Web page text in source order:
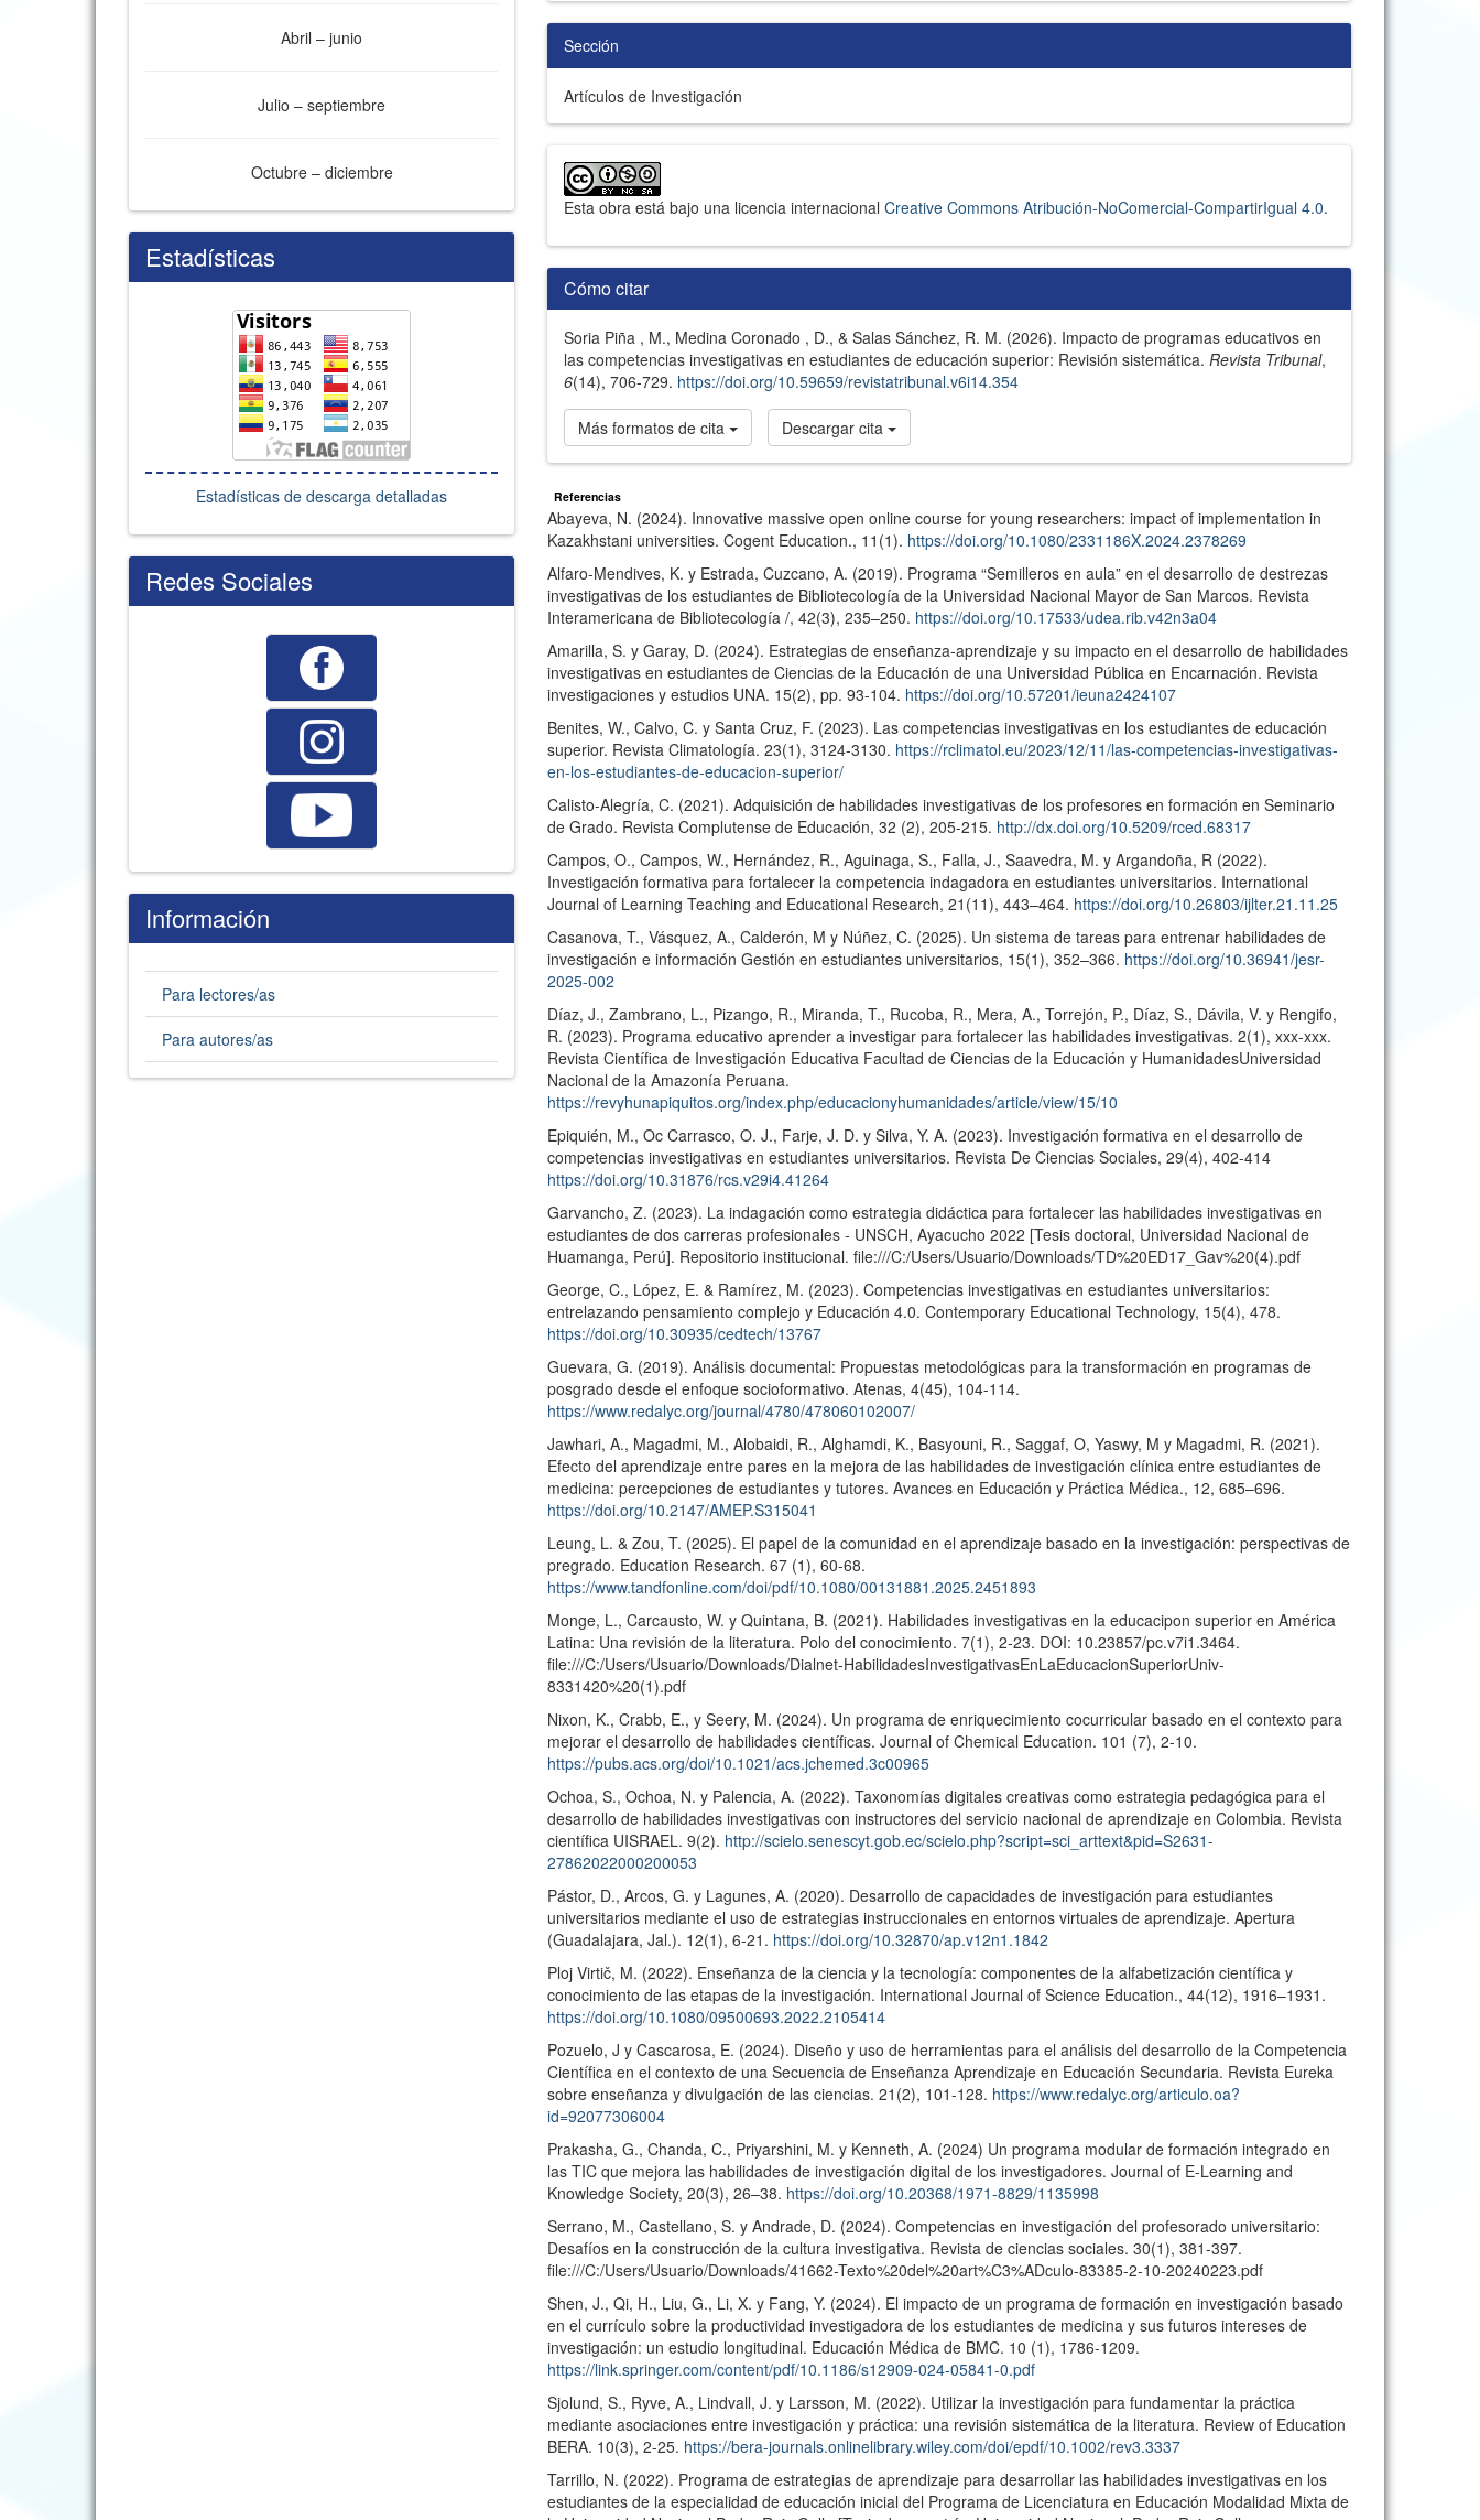
Abril – junio
Julio – septiembre
Octubre – diciembre
Estadísticas
Estadísticas de descarga detalladas
Redes Sociales
Información
Para lectores/as
Para autores/as
Sección
Artículos de Investigación
Esta obra está bajo una licencia internacional Creative Commons Atribución-NoComercial-CompartirIgual 4.0.
Cómo citar
Soria Piña , M., Medina Coronado , D., & Salas Sánchez, R. M. (2026). Impacto de programas educativos en
las competencias investigativas en estudiantes de educación superior: Revisión sistemática. Revista Tribunal,
6(14), 706-729. https://doi.org/10.59659/revistatribunal.v6i14.354
Más formatos de cita Descargar cita
Referencias
Abayeva, N. (2024). Innovative massive open online course for young researchers: impact of implementation in
Kazakhstani universities. Cogent Education., 11(1). https://doi.org/10.1080/2331186X.2024.2378269
Alfaro-Mendives, K. y Estrada, Cuzcano, A. (2019). Programa “Semilleros en aula” en el desarrollo de destrezas
investigativas de los estudiantes de Bibliotecología de la Universidad Nacional Mayor de San Marcos. Revista
Interamericana de Bibliotecología /, 42(3), 235–250. https://doi.org/10.17533/udea.rib.v42n3a04
Amarilla, S. y Garay, D. (2024). Estrategias de enseñanza-aprendizaje y su impacto en el desarrollo de habilidades
investigativas en estudiantes de Ciencias de la Educación de una Universidad Pública en Encarnación. Revista
investigaciones y estudios UNA. 15(2), pp. 93-104. https://doi.org/10.57201/ieuna2424107
Benites, W., Calvo, C. y Santa Cruz, F. (2023). Las competencias investigativas en los estudiantes de educación
superior. Revista Climatología. 23(1), 3124-3130. https://rclimatol.eu/2023/12/11/las-competencias-investigativas-
en-los-estudiantes-de-educacion-superior/
Calisto-Alegría, C. (2021). Adquisición de habilidades investigativas de los profesores en formación en Seminario
de Grado. Revista Complutense de Educación, 32 (2), 205-215. http://dx.doi.org/10.5209/rced.68317
Campos, O., Campos, W., Hernández, R., Aguinaga, S., Falla, J., Saavedra, M. y Argandoña, R (2022).
Investigación formativa para fortalecer la competencia indagadora en estudiantes universitarios. International
Journal of Learning Teaching and Educational Research, 21(11), 443–464. https://doi.org/10.26803/ijlter.21.11.25
Casanova, T., Vásquez, A., Calderón, M y Núñez, C. (2025). Un sistema de tareas para entrenar habilidades de
investigación e información Gestión en estudiantes universitarios, 15(1), 352–366. https://doi.org/10.36941/jesr-
2025-002
Díaz, J., Zambrano, L., Pizango, R., Miranda, T., Rucoba, R., Mera, A., Torrejón, P., Díaz, S., Dávila, V. y Rengifo,
R. (2023). Programa educativo aprender a investigar para fortalecer las habilidades investigativas. 2(1), xxx-xxx.
Revista Científica de Investigación Educativa Facultad de Ciencias de la Educación y HumanidadesUniversidad
Nacional de la Amazonía Peruana.
https://revyhunapiquitos.org/index.php/educacionyhumanidades/article/view/15/10
Epiquién, M., Oc Carrasco, O. J., Farje, J. D. y Silva, Y. A. (2023). Investigación formativa en el desarrollo de
competencias investigativas en estudiantes universitarios. Revista De Ciencias Sociales, 29(4), 402-414
https://doi.org/10.31876/rcs.v29i4.41264
Garvancho, Z. (2023). La indagación como estrategia didáctica para fortalecer las habilidades investigativas en
estudiantes de dos carreras profesionales - UNSCH, Ayacucho 2022 [Tesis doctoral, Universidad Nacional de
Huamanga, Perú]. Repositorio institucional. file:///C:/Users/Usuario/Downloads/TD%20ED17_Gav%20(4).pdf
George, C., López, E. & Ramírez, M. (2023). Competencias investigativas en estudiantes universitarios:
entrelazando pensamiento complejo y Educación 4.0. Contemporary Educational Technology, 15(4), 478.
https://doi.org/10.30935/cedtech/13767
Guevara, G. (2019). Análisis documental: Propuestas metodológicas para la transformación en programas de
posgrado desde el enfoque socioformativo. Atenas, 4(45), 104-114.
https://www.redalyc.org/journal/4780/478060102007/
Jawhari, A., Magadmi, M., Alobaidi, R., Alghamdi, K., Basyouni, R., Saggaf, O, Yaswy, M y Magadmi, R. (2021).
Efecto del aprendizaje entre pares en la mejora de las habilidades de investigación clínica entre estudiantes de
medicina: percepciones de estudiantes y tutores. Avances en Educación y Práctica Médica., 12, 685–696.
https://doi.org/10.2147/AMEP.S315041
Leung, L. & Zou, T. (2025). El papel de la comunidad en el aprendizaje basado en la investigación: perspectivas de
pregrado. Education Research. 67 (1), 60-68.
https://www.tandfonline.com/doi/pdf/10.1080/00131881.2025.2451893
Monge, L., Carcausto, W. y Quintana, B. (2021). Habilidades investigativas en la educacipon superior en América
Latina: Una revisión de la literatura. Polo del conocimiento. 7(1), 2-23. DOI: 10.23857/pc.v7i1.3464.
file:///C:/Users/Usuario/Downloads/Dialnet-HabilidadesInvestigativasEnLaEducacionSuperiorUniv-
8331420%20(1).pdf
Nixon, K., Crabb, E., y Seery, M. (2024). Un programa de enriquecimiento cocurricular basado en el contexto para
mejorar el desarrollo de habilidades científicas. Journal of Chemical Education. 101 (7), 2-10.
https://pubs.acs.org/doi/10.1021/acs.jchemed.3c00965
Ochoa, S., Ochoa, N. y Palencia, A. (2022). Taxonomías digitales creativas como estrategia pedagógica para el
desarrollo de habilidades investigativas con instructores del servicio nacional de aprendizaje en Colombia. Revista
científica UISRAEL. 9(2). http://scielo.senescyt.gob.ec/scielo.php?script=sci_arttext&pid=S2631-
27862022000200053
Pástor, D., Arcos, G. y Lagunes, A. (2020). Desarrollo de capacidades de investigación para estudiantes
universitarios mediante el uso de estrategias instruccionales en entornos virtuales de aprendizaje. Apertura
(Guadalajara, Jal.). 12(1), 6-21. https://doi.org/10.32870/ap.v12n1.1842
Ploj Virtič, M. (2022). Enseñanza de la ciencia y la tecnología: componentes de la alfabetización científica y
conocimiento de las etapas de la investigación. International Journal of Science Education., 44(12), 1916–1931.
https://doi.org/10.1080/09500693.2022.2105414
Pozuelo, J y Cascarosa, E. (2024). Diseño y uso de herramientas para el análisis del desarrollo de la Competencia
Científica en el contexto de una Secuencia de Enseñanza Aprendizaje en Educación Secundaria. Revista Eureka
sobre enseñanza y divulgación de las ciencias. 21(2), 101-128. https://www.redalyc.org/articulo.oa?
id=92077306004
Prakasha, G., Chanda, C., Priyarshini, M. y Kenneth, A. (2024) Un programa modular de formación integrado en
las TIC que mejora las habilidades de investigación digital de los investigadores. Journal of E-Learning and
Knowledge Society, 20(3), 26–38. https://doi.org/10.20368/1971-8829/1135998
Serrano, M., Castellano, S. y Andrade, D. (2024). Competencias en investigación del profesorado universitario:
Desafíos en la construcción de la cultura investigativa. Revista de ciencias sociales. 30(1), 381-397.
file:///C:/Users/Usuario/Downloads/41662-Texto%20del%20art%C3%ADculo-83385-2-10-20240223.pdf
Shen, J., Qi, H., Liu, G., Li, X. y Fang, Y. (2024). El impacto de un programa de formación en investigación basado
en el currículo sobre la productividad investigadora de los estudiantes de medicina y sus futuros intereses de
investigación: un estudio longitudinal. Educación Médica de BMC. 10 (1), 1786-1209.
https://link.springer.com/content/pdf/10.1186/s12909-024-05841-0.pdf
Sjolund, S., Ryve, A., Lindvall, J. y Larsson, M. (2022). Utilizar la investigación para fundamentar la práctica
mediante asociaciones entre investigación y práctica: una revisión sistemática de la literatura. Review of Education
BERA. 10(3), 2-25. https://bera-journals.onlinelibrary.wiley.com/doi/epdf/10.1002/rev3.3337
Tarrillo, N. (2022). Programa de estrategias de aprendizaje para desarrollar las habilidades investigativas en los
estudiantes de la especialidad de educación inicial del Programa de Licenciatura en Educación Modalidad Mixta de